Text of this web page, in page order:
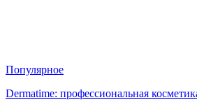
Популярное
Dermatime: профессиональная